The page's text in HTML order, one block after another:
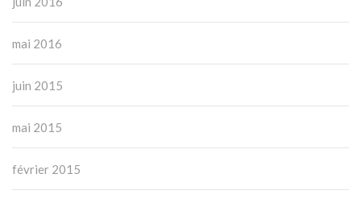
mai 2016
juin 2015
mai 2015
février 2015